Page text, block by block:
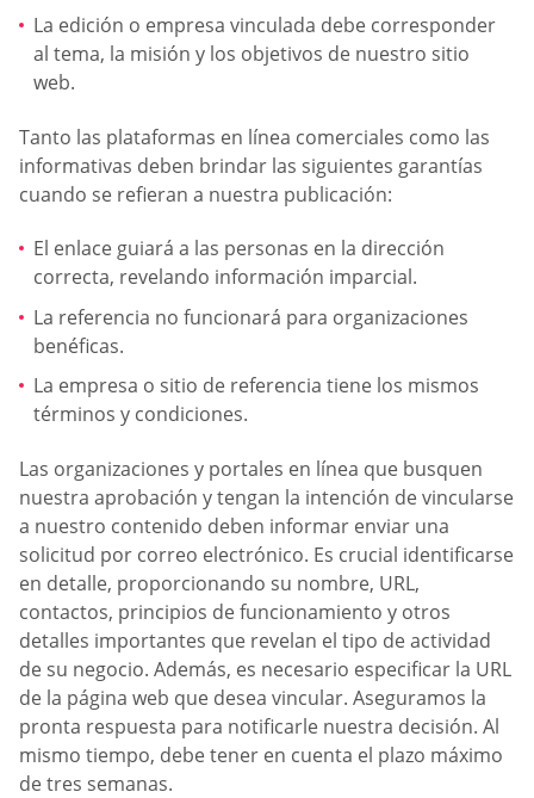
La edición o empresa vinculada debe corresponder
al tema, la misión y los objetivos de nuestro sitio
web.
Tanto las plataformas en línea comerciales como las
informativas deben brindar las siguientes garantías
cuando se refieran a nuestra publicación:
El enlace guiará a las personas en la dirección
correcta, revelando información imparcial.
La referencia no funcionará para organizaciones
benéficas.
La empresa o sitio de referencia tiene los mismos
términos y condiciones.
Las organizaciones y portales en línea que busquen
nuestra aprobación y tengan la intención de vincularse
a nuestro contenido deben informar enviar una
solicitud por correo electrónico. Es crucial identificarse
en detalle, proporcionando su nombre, URL,
contactos, principios de funcionamiento y otros
detalles importantes que revelan el tipo de actividad
de su negocio. Además, es necesario especificar la URL
de la página web que desea vincular. Aseguramos la
pronta respuesta para notificarle nuestra decisión. Al
mismo tiempo, debe tener en cuenta el plazo máximo
de tres semanas.